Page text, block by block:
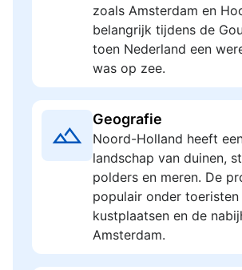
zoals Amsterdam en
belangrijk tijdens de
toen Nederland een
was op zee.
Geografie
Noord-Holland heeft
landschap van duinen,
polders en meren. De
populair onder
kustplaatsen en de
Amsterdam.